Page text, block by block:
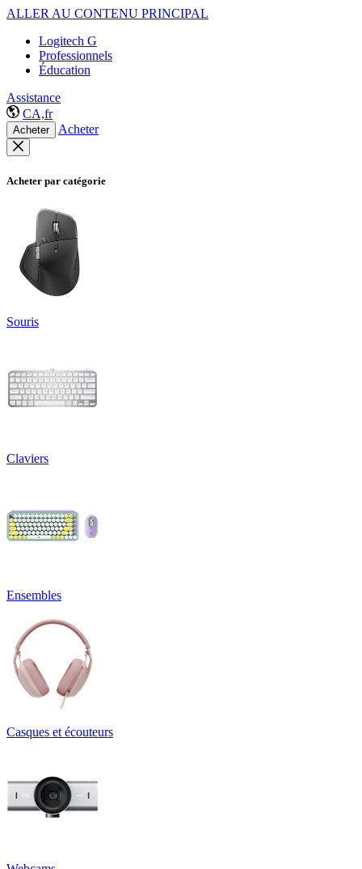
ALLER AU CONTENU PRINCIPAL
Logitech G
Professionnels
Éducation
Assistance
CA,fr
Acheter Acheter
Acheter par catégorie
Souris
Claviers
Ensembles
Casques et écouteurs